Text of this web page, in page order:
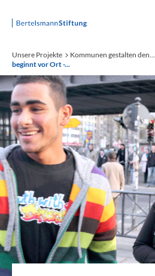
Startseite
Unsere Projekte Kommunen gestalten den...
beginnt vor Ort -...